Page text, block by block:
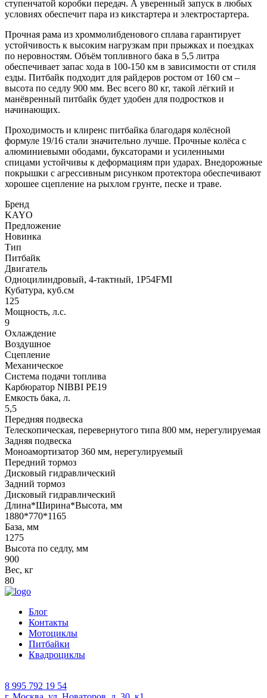
ступенчатой коробки передач. А уверенный запуск в любых
условиях обеспечит пара из кикстартера и электростартера.
Прочная рама из хроммолибденового сплава гарантирует
устойчивость к высоким нагрузкам при прыжках и поездках
по неровностям. Объём топливного бака в 5,5 литра
обеспечивает запас хода в 100-150 км в зависимости от стиля
езды. Питбайк подходит для райдеров ростом от 160 см –
высота по седлу 900 мм. Вес всего 80 кг, такой лёгкий и
манёвренный питбайк будет удобен для подростков и
начинающих.
Проходимость и клиренс питбайка благодаря колёсной
формуле 19/16 стали значительно лучше. Прочные колёса с
алюминиевыми ободами, буксаторами и усиленными
спицами устойчивы к деформациям при ударах. Внедорожные
покрышки с агрессивным рисунком протектора обеспечивают
хорошее сцепление на рыхлом грунте, песке и траве.
Бренд
KAYO
Предложение
Новинка
Тип
Питбайк
Двигатель
Одноцилиндровый, 4-тактный, 1P54FMI
Кубатура, куб.см
125
Мощность, л.с.
9
Охлаждение
Воздушное
Сцепление
Механическое
Система подачи топлива
Карбюратор NIBBI PE19
Емкость бака, л.
5,5
Передняя подвеска
Телескопическая, перевернутого типа 800 мм, нерегулируемая
Задняя подвеска
Моноамортизатор 360 мм, нерегулируемый
Передний тормоз
Дисковый гидравлический
Задний тормоз
Дисковый гидравлический
Длина*Ширина*Высота, мм
1880*770*1165
База, мм
1275
Высота по седлу, мм
900
Вес, кг
80
Блог
Контакты
Мотоциклы
Питбайки
Квадроциклы
8 995 792 19 54